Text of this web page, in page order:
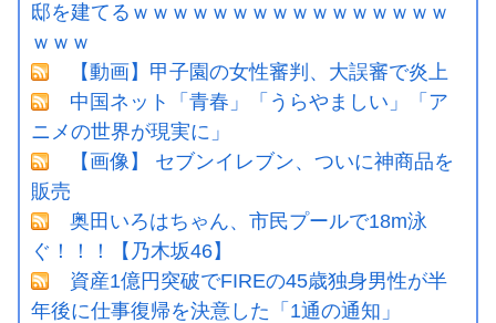
邸を建てるｗｗｗｗｗｗｗｗｗｗｗｗｗｗｗｗ
ｗｗｗ
【動画】甲子園の女性審判、大誤審で炎上
中国ネット「青春」「うらやましい」「ア
ニメの世界が現実に」
【画像】 セブンイレブン、ついに神商品を
販売
奥田いろはちゃん、市民プールで18m泳
ぐ！！！【乃木坂46】
資産1億円突破でFIREの45歳独身男性が半
年後に仕事復帰を決意した「1通の通知」